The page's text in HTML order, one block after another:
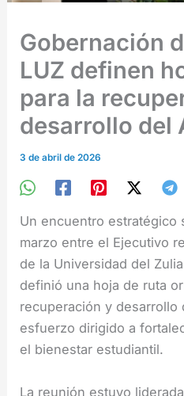
Gobernación
LUZ definen
para la
desarrollo del
3 de abril de 2026
Un encuentro estratégico
marzo entre el Ejecutivo
de la Universidad del
definió una hoja de ruta
recuperación y desarrollo
esfuerzo dirigido a
el bienestar estudiantil.
La reunión estuvo